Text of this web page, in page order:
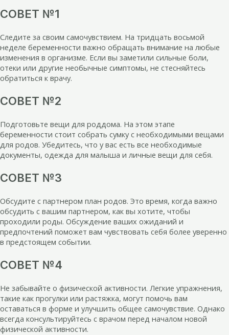
СОВЕТ №1
Следите за своим самочувствием. На тридцать восьмой
неделе беременности важно обращать внимание на любые
изменения в организме. Если вы заметили сильные боли,
отеки или другие необычные симптомы, не стесняйтесь
обратиться к врачу.
СОВЕТ №2
Подготовьте вещи для роддома. На этом этапе
беременности стоит собрать сумку с необходимыми вещами
для родов. Убедитесь, что у вас есть все необходимые
документы, одежда для малыша и личные вещи для себя.
СОВЕТ №3
Обсудите с партнером план родов. Это время, когда важно
обсудить с вашим партнером, как вы хотите, чтобы
проходили роды. Обсуждение ваших ожиданий и
предпочтений поможет вам чувствовать себя более уверенно
в предстоящем событии.
СОВЕТ №4
Не забывайте о физической активности. Легкие упражнения,
такие как прогулки или растяжка, могут помочь вам
оставаться в форме и улучшить общее самочувствие. Однако
всегда консультируйтесь с врачом перед началом новой
физической активности.